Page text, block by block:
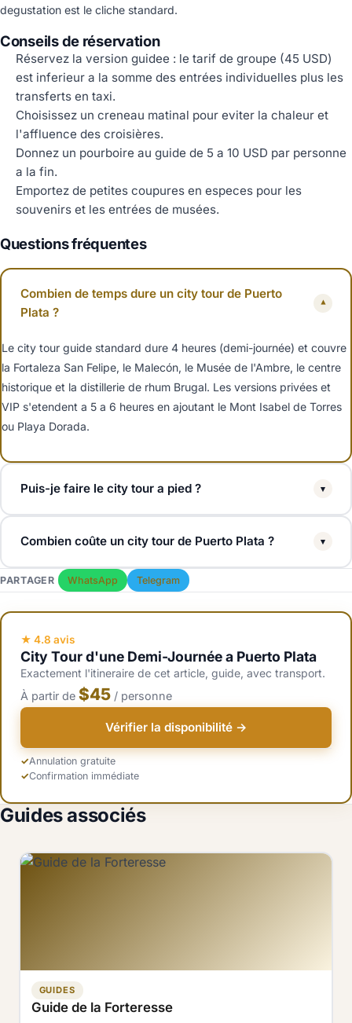
degustation est le cliche standard.
Conseils de réservation
Réservez la version guidee : le tarif de groupe (45 USD)
est inferieur a la somme des entrées individuelles plus les
transferts en taxi.
Choisissez un creneau matinal pour eviter la chaleur et
l'affluence des croisières.
Donnez un pourboire au guide de 5 a 10 USD par personne
a la fin.
Emportez de petites coupures en especes pour les
souvenirs et les entrées de musées.
Questions fréquentes
Combien de temps dure un city tour de Puerto
Plata ?
▾
Le city tour guide standard dure 4 heures (demi-journée) et couvre
la Fortaleza San Felipe, le Malecón, le Musée de l'Ambre, le centre
historique et la distillerie de rhum Brugal. Les versions privées et
VIP s'etendent a 5 a 6 heures en ajoutant le Mont Isabel de Torres
ou Playa Dorada.
Puis-je faire le city tour a pied ? ▾
La Forteresse, le Malecón, le Musée de l'Ambre, la cathédrale et la
Rue des Parapluies sont tous accessibles a pied (une boucle
d'environ 1,5 km). La distillerie de rhum Brugal et le Mont Isabel de
Torres necessitent une voiture ou une navette.
Combien coûte un city tour de Puerto Plata ? ▾
Les city tours en groupe coûtent 45 a 55 USD par personne. Les
city tours privés (max 6 a 8 personnes) coûtent 80 a 120 USD par
personne. Les tours VIP personnalisables coûtent a partir de 110
USD. Tous incluent un guide, la prise en charge a l'hôtel ou en
croisière et les entrées.
PARTAGER WhatsApp Telegram
★ 4.8 avis
City Tour d'une Demi-Journée a Puerto Plata
Exactement l'itineraire de cet article, guide, avec transport.
À partir de $45 / personne
Vérifier la disponibilité →
Annulation gratuite
Confirmation immédiate
Guides associés
GUIDES
Guide de la Forteresse